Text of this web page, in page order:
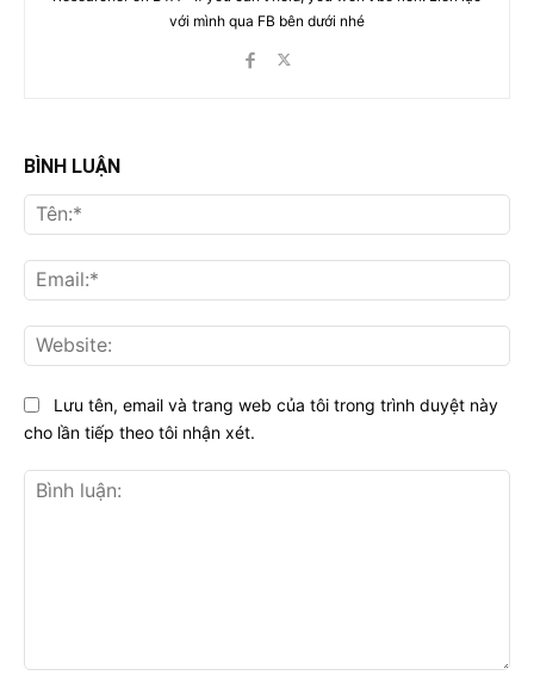
với mình qua FB bên dưới nhé
BÌNH LUẬN
Lưu tên, email và trang web của tôi trong trình duyệt này
cho lần tiếp theo tôi nhận xét.